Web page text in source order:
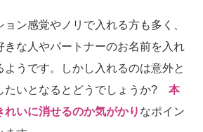
ン感覚やノリで入れる方も多く、
きな人やパートナーのお名前を入れ
ようです。しかし入れるのは意外と
たいとなるとどうでしょうか?本
れいに消せるのか気がかり なポイン